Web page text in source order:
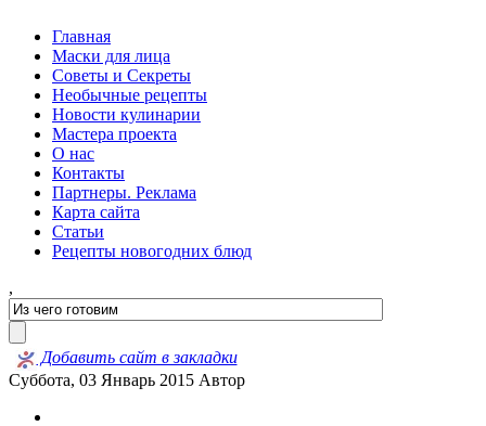
Главная
Маски для лица
Советы и Секреты
Необычные рецепты
Новости кулинарии
Мастера проекта
О нас
Контакты
Партнеры. Реклама
Карта сайта
Статьи
Рецепты новогодних блюд
,
Добавить сайт в закладки
Суббота, 03 Январь 2015 Автор